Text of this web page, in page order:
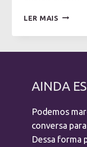
LER MAIS
AINDA
Podemos
conversa
Dessa forma